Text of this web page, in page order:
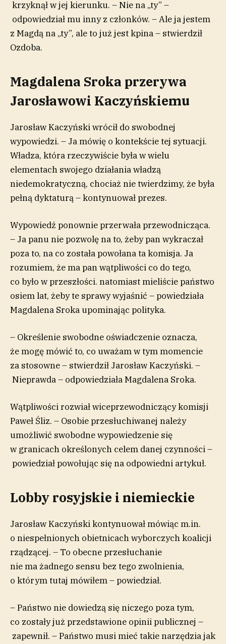
krzyknął w jej kierunku. – Nie na „ty” –
odpowiedział mu inny z członków. – Ale ja jestem
z Magdą na „ty”, ale to już jest kpina – stwierdził
Ozdoba.
Magdalena Sroka przerywa
Jarosławowi Kaczyńskiemu
Jarosław Kaczyński wrócił do swobodnej
wypowiedzi. – Ja mówię o kontekście tej sytuacji.
Władza, która rzeczywiście była w wielu
elementach swojego działania władzą
niedemokratyczną, chociaż nie twierdzimy, że była
pełną dyktaturą – kontynuował prezes.
Wypowiedź ponownie przerwała przewodnicząca.
– Ja panu nie pozwolę na to, żeby pan wykraczał
poza to, na co została powołana ta komisja. Ja
rozumiem, że ma pan wątpliwości co do tego,
co było w przeszłości. natomiast mieliście państwo
osiem lat, żeby te sprawy wyjaśnić – powiedziała
Magdalena Sroka upominając polityka.
– Określenie swobodne oświadczenie oznacza,
że mogę mówić to, co uważam w tym momencie
za stosowne – stwierdził Jarosław Kaczyński. –
Nieprawda – odpowiedziała Magdalena Sroka.
Wątpliwości rozwiał wiceprzewodniczący komisji
Paweł Śliz. – Osobie przesłuchiwanej należy
umożliwić swobodne wypowiedzenie się
w granicach określonych celem danej czynności –
powiedział powołując się na odpowiedni artykuł.
Lobby rosyjskie i niemieckie
Jarosław Kaczyński kontynuował mówiąc m.in.
o niespełnionych obietnicach wyborczych koalicji
rządzącej. – To obecne przesłuchanie
nie ma żadnego sensu bez tego zwolnienia,
o którym tutaj mówiłem – powiedział.
– Państwo nie dowiedzą się niczego poza tym,
co zostały już przedstawione opinii publicznej –
zapewnił. – Państwo musi mieć takie narzędzia jak